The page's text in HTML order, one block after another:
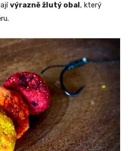
výrazně žlutý obal , který